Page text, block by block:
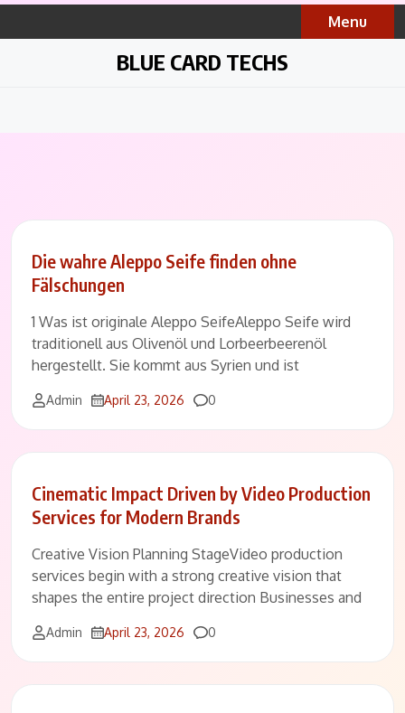
Skip
Menu
BLUE CARD TECHS
Die wahre Aleppo Seife finden ohne
Fälschungen
1 Was ist originale Aleppo SeifeAleppo Seife wird
traditionell aus Olivenöl und Lorbeerbeerenöl
hergestellt. Sie kommt aus Syrien und ist
Admin April 23, 2026 Comments
0
Cinematic Impact Driven by Video Production
Services for Modern Brands
Creative Vision Planning StageVideo production
services begin with a strong creative vision that
shapes the entire project direction Businesses and
Admin April 23, 2026 Comments
0